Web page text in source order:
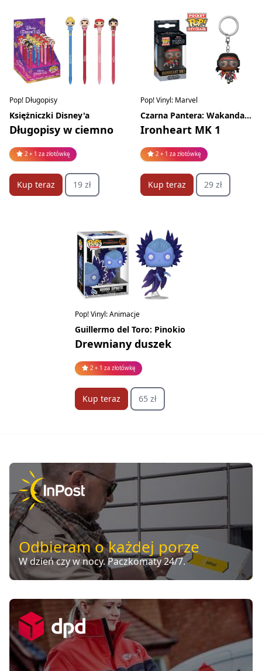
Pop! Długopisy
Księżniczki Disney'a
Długopisy w ciemno
2 + 1 za złotówkę
Kup teraz 19 zł
Pop! Vinyl: Marvel
Czarna Pantera: Wakanda w moim sercu
Ironheart MK 1
2 + 1 za złotówkę
Kup teraz 29 zł
Pop! Vinyl: Animacje
Guillermo del Toro: Pinokio
Drewniany duszek
2 + 1 za złotówkę
Kup teraz 65 zł
Odbieram o każdej porze
W dzień czy w nocy. Paczkomaty 24/7.